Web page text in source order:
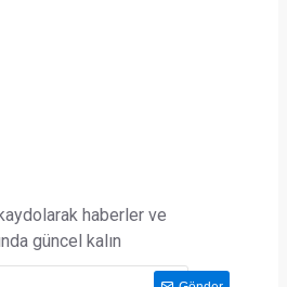
haberler ve
güncel kalın